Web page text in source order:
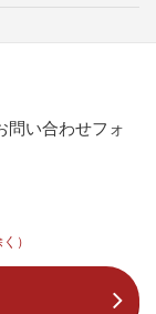
問い合わせフォ
）